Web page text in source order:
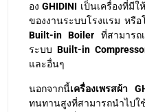
องGHIDINI เป็นเครื่องที่มีใ
ของงานระบบโรงแรม หรื
Built-in Boiler ที่สามารถ
ระบบBuilt-in
และอื่นๆ
นอกจากนี้เครื่องเพรสผ้า
ทนทานสูงที่สามารถนำไปใ